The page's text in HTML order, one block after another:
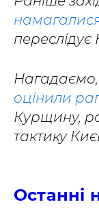
переслідує
Нагадаємо,
оцінили
Курщину,
тактику
Останні